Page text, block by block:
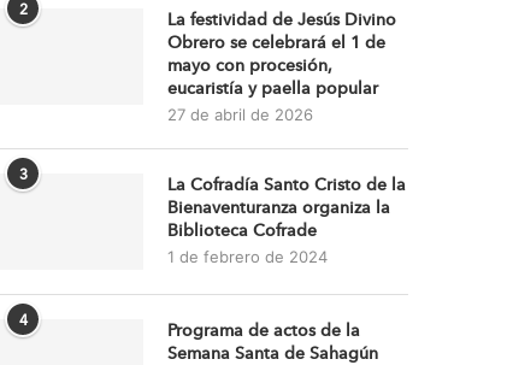
2
La festividad de Jesús Divino
Obrero se celebrará el 1 de
mayo con procesión,
eucaristía y paella popular
27 de abril de 2026
3
La Cofradía Santo Cristo de la
Bienaventuranza organiza la
Biblioteca Cofrade
1 de febrero de 2024
4
Programa de actos de la
Semana Santa de Sahagún